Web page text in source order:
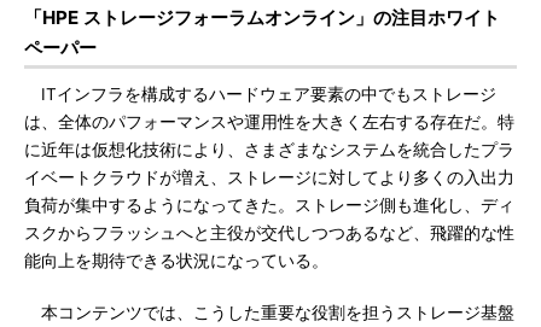
「HPE ストレージフォーラムオンライン」の注目ホワイト
ペーパー
ITインフラを構成するハードウェア要素の中でもストレージ
は、全体のパフォーマンスや運用性を大きく左右する存在だ。特
に近年は仮想化技術により、さまざまなシステムを統合したプラ
イベートクラウドが増え、ストレージに対してより多くの入出力
負荷が集中するようになってきた。ストレージ側も進化し、ディ
スクからフラッシュへと主役が交代しつつあるなど、飛躍的な性
能向上を期待できる状況になっている。
本コンテンツでは、こうした重要な役割を担うストレージ基盤